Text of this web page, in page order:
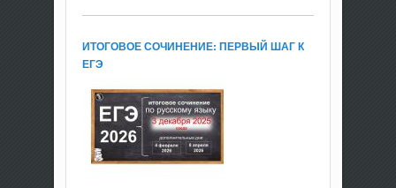
ИТОГОВОЕ СОЧИНЕНИЕ: ПЕРВЫЙ ШАГ К
ЕГЭ